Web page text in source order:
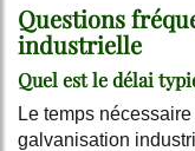
Questions
industrielle
Quel est le délai
Le temps
galvanisation